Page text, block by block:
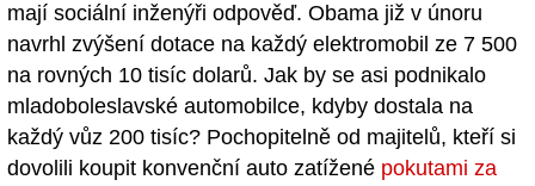
mají sociální inženýři odpověď. Obama již v únoru
navrhl zvýšení dotace na každý elektromobil ze 7 500
na rovných 10 tisíc dolarů. Jak by se asi podnikalo
mladoboleslavské automobilce, kdyby dostala na
každý vůz 200 tisíc? Pochopitelně od majitelů, kteří si
dovolili koupit konvenční auto zatížené pokutami za